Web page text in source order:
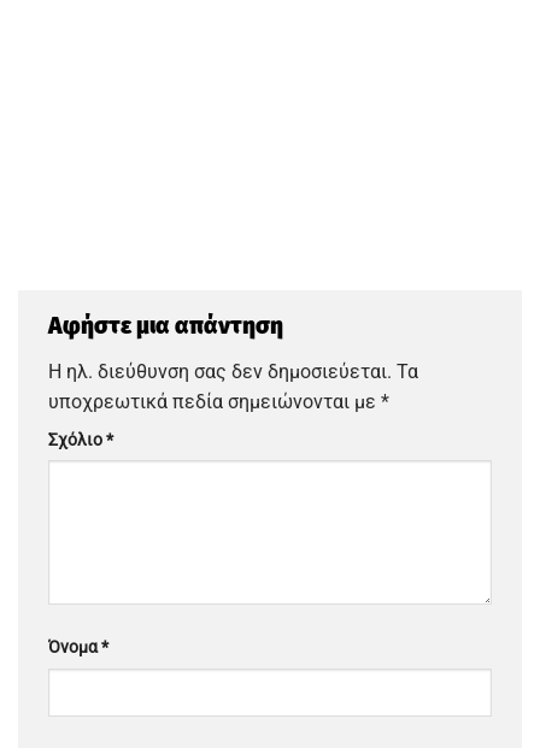
Αφήστε μια απάντηση
Η ηλ. διεύθυνση σας δεν δημοσιεύεται. Τα
υποχρεωτικά πεδία σημειώνονται με *
Σχόλιο*
Όνομα*